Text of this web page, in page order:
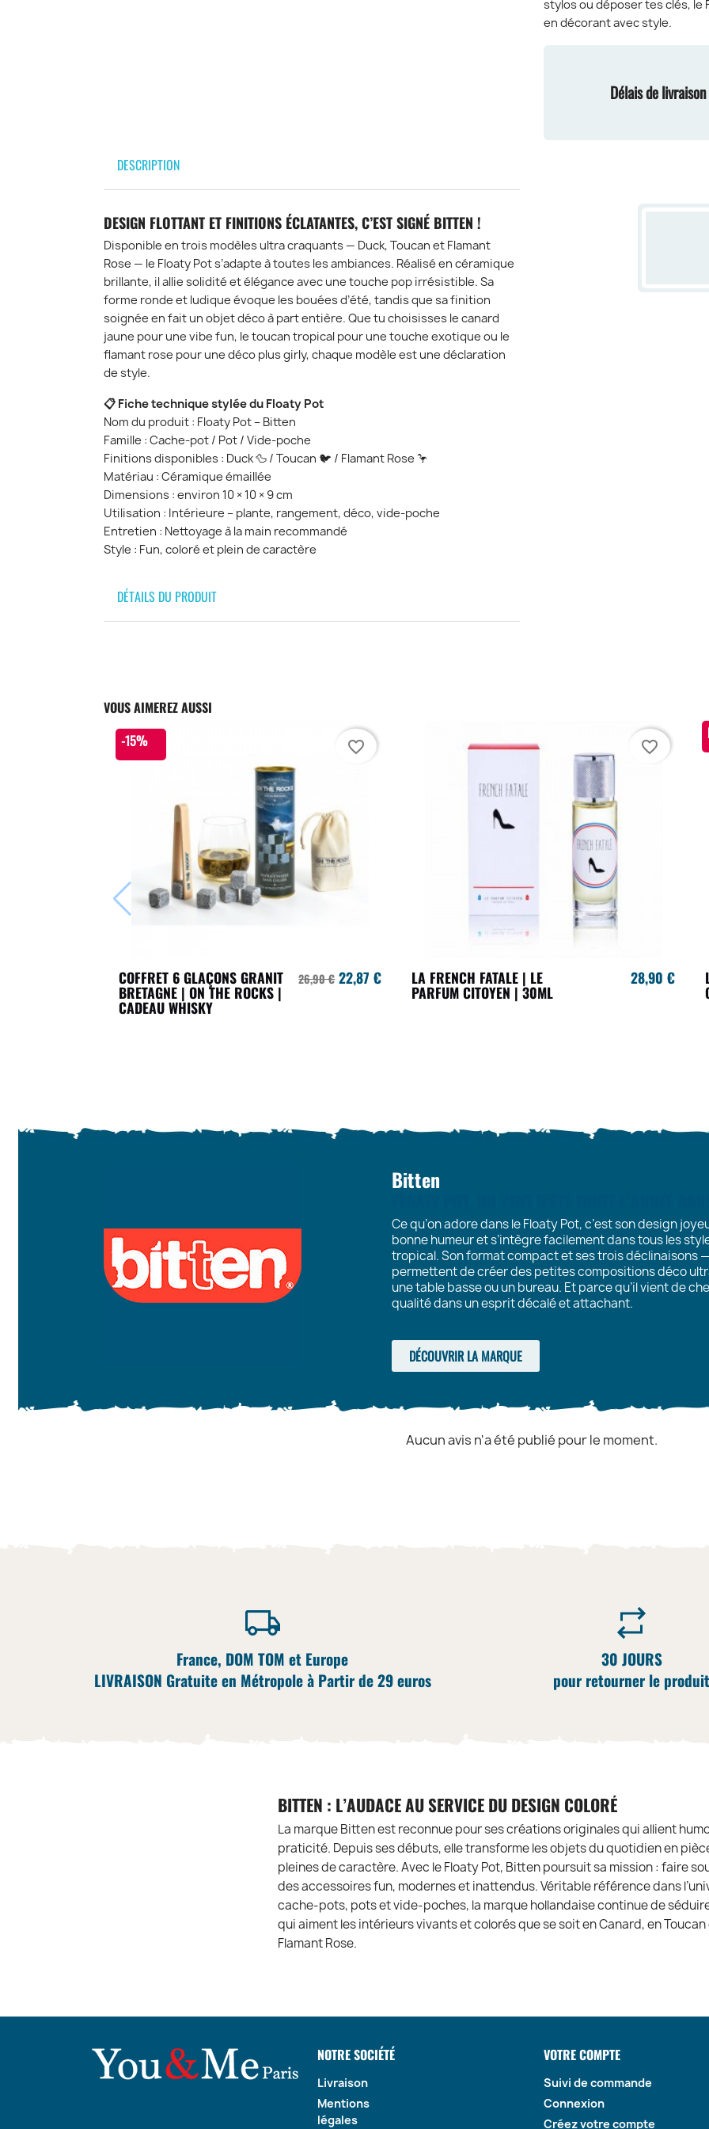
stylos ou déposer tes clés,
en décorant avec style.
Délais de
DESCRIPTION
DESIGN FLOTTANT ET FINITIONS ÉCLATANTES, C’EST SIGNÉ BITTEN !
Disponible en trois modèles ultra craquants — Duck, Toucan et Flamant
Rose — le Floaty Pot s’adapte à toutes les ambiances. Réalisé en céramique
brillante, il allie solidité et élégance avec une touche pop irrésistible. Sa
forme ronde et ludique évoque les bouées d’été, tandis que sa finition
soignée en fait un objet déco à part entière. Que tu choisisses le canard
jaune pour une vibe fun, le toucan tropical pour une touche exotique ou le
flamant rose pour une déco plus girly, chaque modèle est une déclaration
de style.
📋 Fiche technique stylée du Floaty Pot
Nom du produit : Floaty Pot – Bitten
Famille : Cache-pot / Pot / Vide-poche
Finitions disponibles : Duck 🦆 / Toucan 🐦 / Flamant Rose 🦩
Matériau : Céramique émaillée
Dimensions : environ 10 × 10 × 9 cm
Utilisation : Intérieure – plante, rangement, déco, vide-poche
Entretien : Nettoyage à la main recommandé
Style : Fun, coloré et plein de caractère
DÉTAILS DU PRODUIT
VOUS AIMEREZ AUSSI
COFFRET 6 GLAÇONS GRANIT
BRETAGNE | ON THE ROCKS |
CADEAU WHISKY
26,90 € 22,87 €
-15% favorite_border
LA FRENCH FATALE | LE
PARFUM CITOYEN | 30ML
28,90 €
favorite_border
Bitten
Ce qu’on adore dans le Floaty Pot, c’est son design
bonne humeur et s’intègre facilement dans tous les
tropical. Son format compact et ses trois déclinaisons
permettent de créer des petites compositions déco
une table basse ou un bureau. Et parce qu’il vient de
qualité dans un esprit décalé et attachant.
DÉCOUVRIR LA MARQUE
Aucun avis n'a été publié pour le moment.
France, DOM TOM et Europe
LIVRAISON Gratuite en Métropole à Partir de 29 euros
30 JOURS
pour retourner le produit
BITTEN : L’AUDACE AU SERVICE DU DESIGN COLORÉ
La marque Bitten est reconnue pour ses créations originales qui allient
praticité. Depuis ses débuts, elle transforme les objets du quotidien en
pleines de caractère. Avec le Floaty Pot, Bitten poursuit sa mission : faire
des accessoires fun, modernes et inattendus. Véritable référence dans
cache-pots, pots et vide-poches, la marque hollandaise continue de
qui aiment les intérieurs vivants et colorés que se soit en Canard, en
Flamant Rose.
NOTRE SOCIÉTÉ
Livraison
Mentions
légales
VOTRE COMPTE
Suivi de commande
Connexion
Créez votre compte